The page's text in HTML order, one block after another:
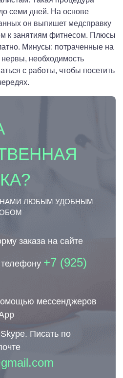
семи дней. На основе
он выпишет медсправку
к занятиям фитнесом. Плюсы
Минусы: потраченные на
необходимость
с работы, чтобы посетить
ЛЮБЫМ УДОБНЫМ
заказа на сайте
+7 (925)
мессенджеров
Писать по